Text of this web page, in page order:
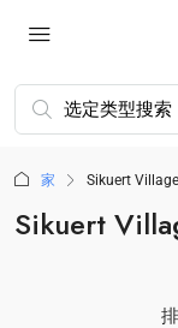
家 Sikuert Village
Sikuert